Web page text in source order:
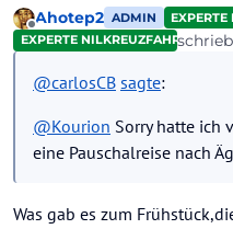
Offline
Ahotep2 ADMIN
EXPERTE
EXPERTE NILKREUZFAHRTEN
zuletzt
@carlosCB sagte:
@Kourion Sorry hatte ich
eine Pauschalreise nach
Was gab es zum